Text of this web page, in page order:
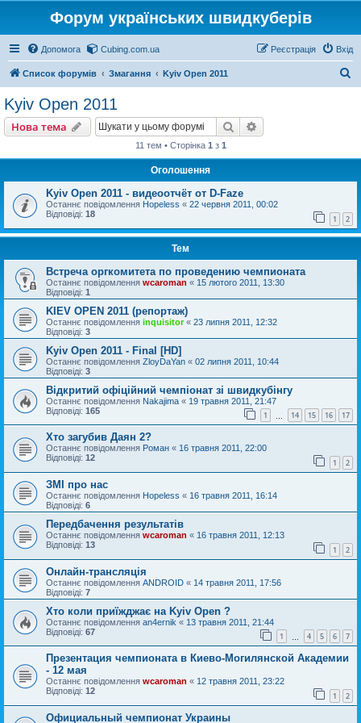
Форум українських швидкуберів
Допомога Cubing.com.ua Вхід
Реєстрація
Список форумів Змагання Kyiv Open 2011
Kyiv Open 2011
Нова тема Пошук
11 тем • Сторінка 1 з 1
Оголошення
Kyiv Open 2011 - видеоотчёт от D-Faze
Останнє повідомлення Hopeless « 22 червня 2011, 00:02
Відповіді: 18 1 2
Тем
Встреча оргкомитета по проведению чемпионата
Останнє повідомлення wcaroman « 15 лютого 2011, 13:30
Відповіді: 1
KIEV OPEN 2011 (репортаж)
Останнє повідомлення inquisitor« 23 липня 2011, 12:32
Відповіді: 3
Kyiv Open 2011 - Final [HD]
Останнє повідомлення ZloyDaYan « 02 липня 2011, 10:44
Відповіді: 3
Відкритий офіційний чемпіонат зі швидкубінгу
Останнє повідомлення Nakajima « 19 травня 2011, 21:47
Відповіді: 165 1 14 15 16 17
Хто загубив Даян 2?
Останнє повідомлення Роман « 16 травня 2011, 22:00
Відповіді: 12 1 2
ЗМІ про нас
Останнє повідомлення Hopeless « 16 травня 2011, 16:14
Відповіді: 6
Передбачення результатів
Останнє повідомлення wcaroman « 16 травня 2011, 12:13
Відповіді: 13 1 2
Онлайн-трансляція
Останнє повідомлення ANDROID « 14 травня 2011, 17:56
Відповіді: 7
Хто коли приїжджає на Kyiv Open ?
Останнє повідомлення an4ernik « 13 травня 2011, 21:44
Відповіді: 67 1 4 5 6 7
Презентация чемпионата в Киево-Могилянской Академии
- 12 мая
Останнє повідомлення wcaroman « 12 травня 2011, 23:22
Відповіді: 12 1 2
Официальный чемпионат Украины